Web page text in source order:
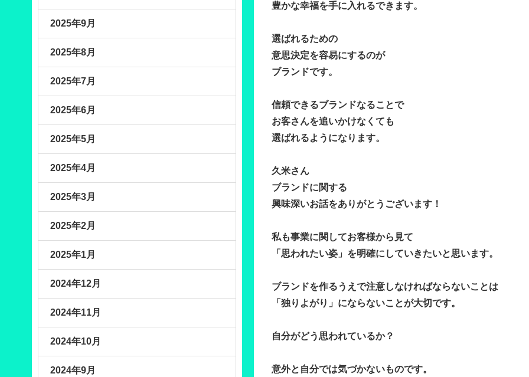
豊かな幸福を手に入れるできます。
選ばれるための
意思決定を容易にするのが
ブランドです。
信頼できるブランドなることで
お客さんを追いかけなくても
選ばれるようになります。
久米さん
ブランドに関する
興味深いお話をありがとうございます！
私も事業に関してお客様から見て
「思われたい姿」を明確にしていきたいと思います。
ブランドを作るうえで注意しなければならないことは
「独りよがり」にならないことが大切です。
自分がどう思われているか？
意外と自分では気づかないものです。
2025年9月
2025年8月
2025年7月
2025年6月
2025年5月
2025年4月
2025年3月
2025年2月
2025年1月
2024年12月
2024年11月
2024年10月
2024年9月